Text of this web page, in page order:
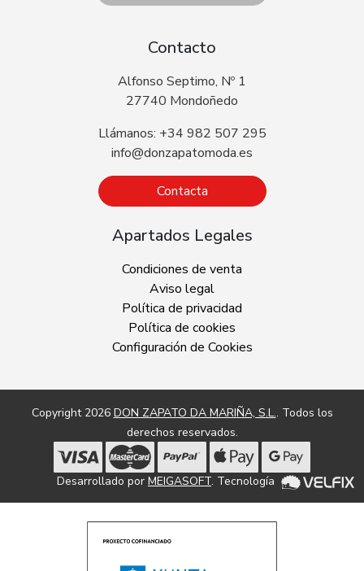
Contacto
Alfonso Septimo, Nº 1
27740 Mondoñedo
Llámanos: +34 982 507 295
info@donzapatomoda.es
Contacta
Apartados Legales
Condiciones de venta
Aviso legal
Política de privacidad
Política de cookies
Configuración de Cookies
Copyright 2026 DON ZAPATO DA MARIÑA, S.L.. Todos los
derechos reservados.
Desarrollado por MEIGASOFT. Tecnología